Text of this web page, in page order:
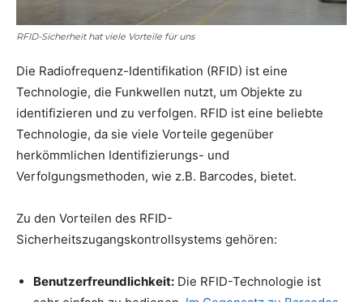
RFID-Sicherheit hat viele Vorteile für uns
Die Radiofrequenz-Identifikation (RFID) ist eine
Technologie, die Funkwellen nutzt, um Objekte zu
identifizieren und zu verfolgen. RFID ist eine beliebte
Technologie, da sie viele Vorteile gegenüber
herkömmlichen Identifizierungs- und
Verfolgungsmethoden, wie z.B. Barcodes, bietet.
Zu den Vorteilen des RFID-
Sicherheitszugangskontrollsystems gehören:
Benutzerfreundlichkeit: Die RFID-Technologie ist